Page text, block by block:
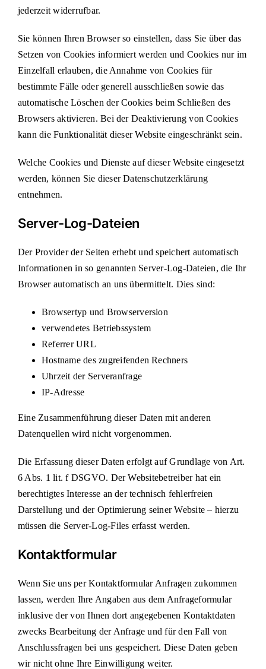
jederzeit widerrufbar.
Sie können Ihren Browser so einstellen, dass Sie über das
Setzen von Cookies informiert werden und Cookies nur im
Einzelfall erlauben, die Annahme von Cookies für
bestimmte Fälle oder generell ausschließen sowie das
automatische Löschen der Cookies beim Schließen des
Browsers aktivieren. Bei der Deaktivierung von Cookies
kann die Funktionalität dieser Website eingeschränkt sein.
Welche Cookies und Dienste auf dieser Website eingesetzt
werden, können Sie dieser Datenschutzerklärung
entnehmen.
Server-Log-Dateien
Der Provider der Seiten erhebt und speichert automatisch
Informationen in so genannten Server-Log-Dateien, die Ihr
Browser automatisch an uns übermittelt. Dies sind:
Browsertyp und Browserversion
verwendetes Betriebssystem
Referrer URL
Hostname des zugreifenden Rechners
Uhrzeit der Serveranfrage
IP-Adresse
Eine Zusammenführung dieser Daten mit anderen
Datenquellen wird nicht vorgenommen.
Die Erfassung dieser Daten erfolgt auf Grundlage von Art.
6 Abs. 1 lit. f DSGVO. Der Websitebetreiber hat ein
berechtigtes Interesse an der technisch fehlerfreien
Darstellung und der Optimierung seiner Website – hierzu
müssen die Server-Log-Files erfasst werden.
Kontaktformular
Wenn Sie uns per Kontaktformular Anfragen zukommen
lassen, werden Ihre Angaben aus dem Anfrageformular
inklusive der von Ihnen dort angegebenen Kontaktdaten
zwecks Bearbeitung der Anfrage und für den Fall von
Anschlussfragen bei uns gespeichert. Diese Daten geben
wir nicht ohne Ihre Einwilligung weiter.